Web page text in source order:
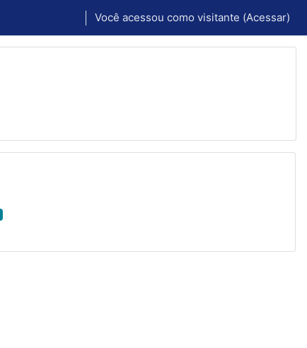
Você acessou como visitante (Acessar)